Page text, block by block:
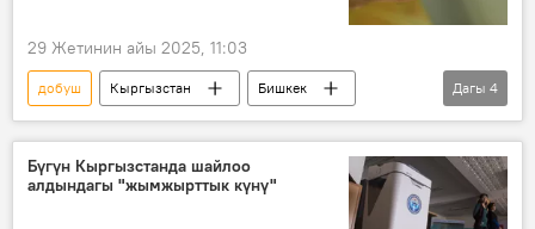
29 Жетинин айы 2025, 11:03
добуш Кыргызстан
Бишкек
шайлоо
кылмыш
сатып алуу
Жогорку Кеңеш шайлоосу — 2025
Дагы 4
Бүгүн Кыргызстанда шайлоо
алдындагы "жымжырттык күнү"